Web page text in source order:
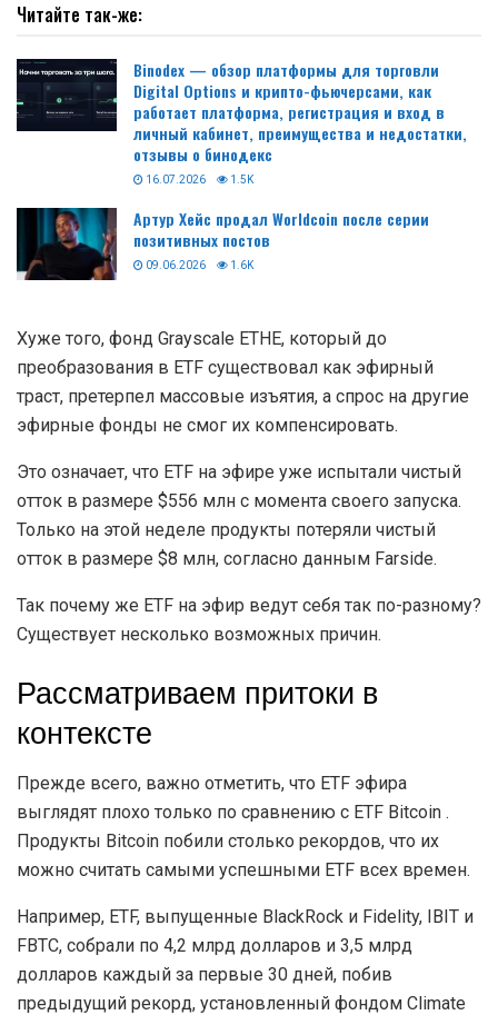
Читайте так-же:
Binodex — обзор платформы для торговли
Digital Options и крипто-фьючерсами, как
работает платформа, регистрация и вход в
личный кабинет, преимущества и недостатки,
отзывы о бинодекс
16.07.2026 1.5K
Артур Хейс продал Worldcoin после серии
позитивных постов
09.06.2026 1.6K
Хуже того, фонд Grayscale ETHE, который до
преобразования в ETF существовал как эфирный
траст, претерпел массовые изъятия, а спрос на другие
эфирные фонды не смог их компенсировать.
Это означает, что ETF на эфире уже испытали чистый
отток в размере $556 млн с момента своего запуска.
Только на этой неделе продукты потеряли чистый
отток в размере $8 млн, согласно данным Farside.
Так почему же ETF на эфир ведут себя так по-разному?
Существует несколько возможных причин.
Рассматриваем притоки в
контексте
Прежде всего, важно отметить, что ETF эфира
выглядят плохо только по сравнению с ETF Bitcoin .
Продукты Bitcoin побили столько рекордов, что их
можно считать самыми успешными ETF всех времен.
Например, ETF, выпущенные BlackRock и Fidelity, IBIT и
FBTC, собрали по 4,2 млрд долларов и 3,5 млрд
долларов каждый за первые 30 дней, побив
предыдущий рекорд, установленный фондом Climate